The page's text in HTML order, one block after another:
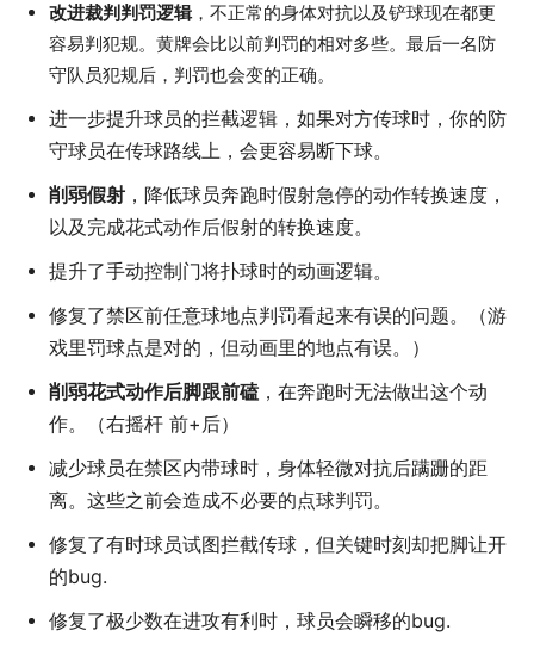
改进裁判判罚逻辑，不正常的身体对抗以及铲球现在都更
容易判犯规。黄牌会比以前判罚的相对多些。最后一名防
守队员犯规后，判罚也会变的正确。
进一步提升球员的拦截逻辑，如果对方传球时，你的防
守球员在传球路线上，会更容易断下球。
削弱假射 ，降低球员奔跑时假射急停的动作转换速度，
以及完成花式动作后假射的转换速度。
提升了手动控制门将扑球时的动画逻辑。
修复了禁区前任意球地点判罚看起来有误的问题。（游
戏里罚球点是对的，但动画里的地点有误。）
削弱花式动作后脚跟前磕 ，在奔跑时无法做出这个动
作。（右摇杆 前+后）
减少球员在禁区内带球时，身体轻微对抗后蹒跚的距
离。这些之前会造成不必要的点球判罚。
修复了有时球员试图拦截传球，但关键时刻却把脚让开
的bug.
修复了极少数在进攻有利时，球员会瞬移的bug.